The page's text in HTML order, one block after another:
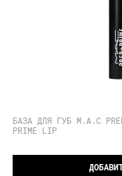
БАЗА ДЛЯ ГУБ M.A.C
PRIME LIP